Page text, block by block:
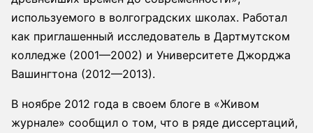
используемого в волгоградских школах. Работал
как приглашенный исследователь в Дартмутском
колледже (2001—2002) и Университете Джорджа
Вашингтона (2012—2013).
В ноябре 2012 года в своем блоге в «Живом
журнале» сообщил о том, что в ряде диссертаций,